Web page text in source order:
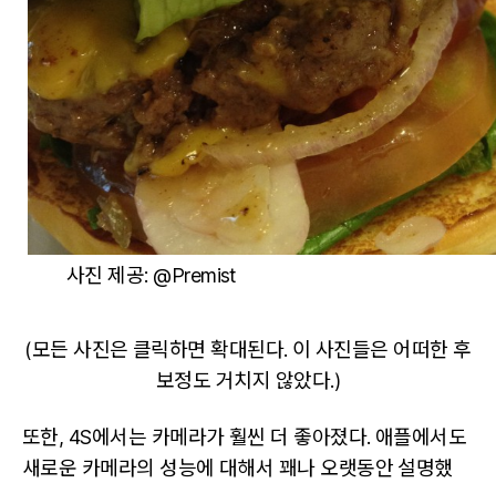
사진 제공: @Premist
(모든 사진은 클릭하면 확대된다. 이 사진들은 어떠한 후
보정도 거치지 않았다.)
또한, 4S에서는 카메라가 훨씬 더 좋아졌다. 애플에서도
새로운 카메라의 성능에 대해서 꽤나 오랫동안 설명했